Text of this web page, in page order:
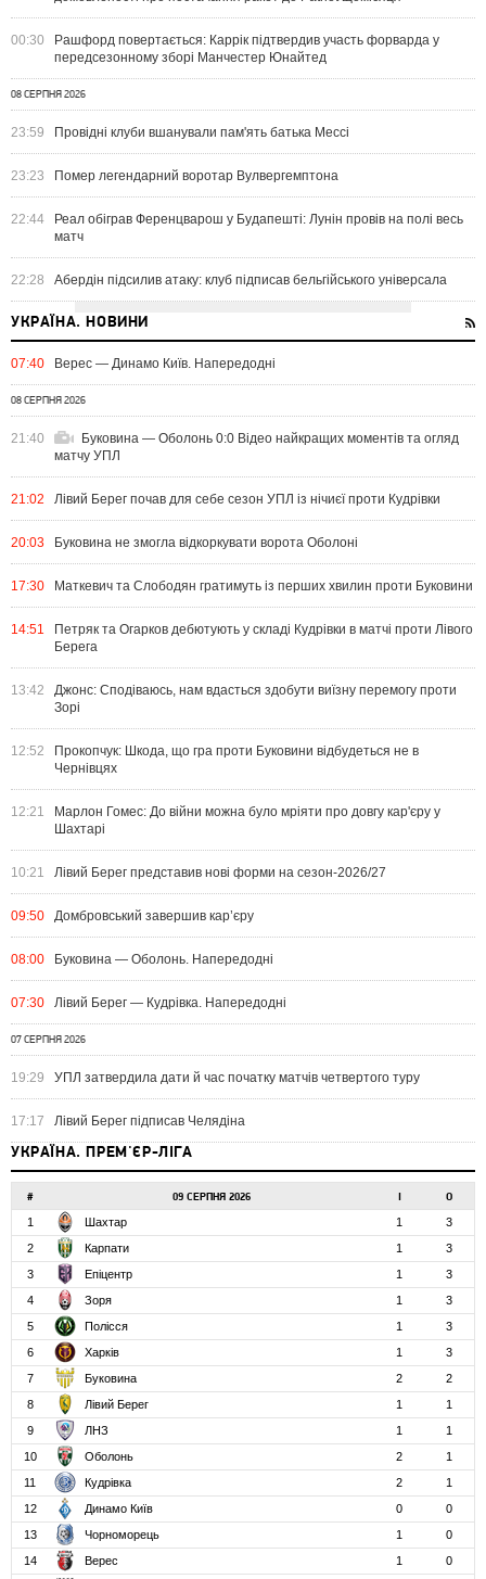
00:30
Рашфорд повертається: Каррік підтвердив участь форварда у
передсезонному зборі Манчестер Юнайтед
08 СЕРПНЯ 2026
23:59 Провідні клуби вшанували пам'ять батька Мессі
23:23 Помер легендарний воротар Вулвергемптона
22:44
Реал обіграв Ференцварош у Будапешті: Лунін провів на полі весь
матч
22:28 Абердін підсилив атаку: клуб підписав бельгійського універсала
УКРАЇНА. НОВИНИ
07:40 Верес — Динамо Київ. Напередодні
08 СЕРПНЯ 2026
21:40
Буковина — Оболонь 0:0 Відео найкращих моментів та огляд
матчу УПЛ
21:02 Лівий Берег почав для себе сезон УПЛ із нічиєї проти Кудрівки
20:03 Буковина не змогла відкоркувати ворота Оболоні
17:30 Маткевич та Слободян гратимуть із перших хвилин проти Буковини
14:51
Петряк та Огарков дебютують у складі Кудрівки в матчі проти Лівого
Берега
13:42
Джонс: Сподіваюсь, нам вдасться здобути виїзну перемогу проти
Зорі
12:52
Прокопчук: Шкода, що гра проти Буковини відбудеться не в
Чернівцях
12:21
Марлон Гомес: До війни можна було мріяти про довгу кар'єру у
Шахтарі
10:21 Лівий Берег представив нові форми на сезон-2026/27
09:50 Домбровський завершив кар’єру
08:00 Буковина — Оболонь. Напередодні
07:30 Лівий Берег — Кудрівка. Напередодні
07 СЕРПНЯ 2026
19:29 УПЛ затвердила дати й час початку матчів четвертого туру
17:17 Лівий Берег підписав Челядіна
УКРАЇНА. ПРЕМ'ЄР-ЛІГА
# 09 СЕРПНЯ 2026 І О
1 Шахтар 1
3
2
Карпати 1
3
3
Епіцентр 1
3
4
Зоря 1
3
5
Полісся 1
3
6
Харків 1
3
7
Буковина 2
2
8
Лівий Берег 1
1
9
ЛНЗ 1
1
10
Оболонь 2
1
11
Кудрівка 2
1
12
Динамо Київ 0
0
13
Чорноморець 1
0
14
Верес 1
0